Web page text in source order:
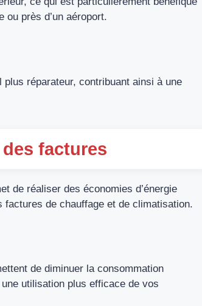
ou près d’un aéroport.
réparateur, contribuant ainsi à une
factures
de réaliser des économies d’énergie
de chauffage et de climatisation.
de diminuer la consommation
utilisation plus efficace de vos